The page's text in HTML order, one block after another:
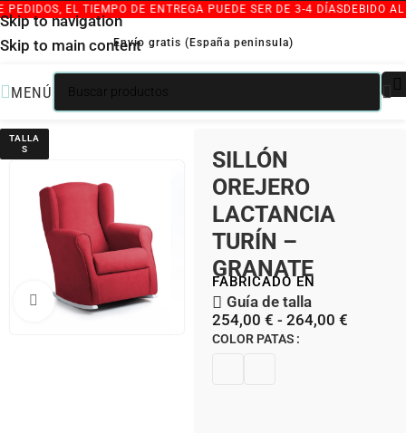
Skip to navigation
Skip to main content
EL TIEMPO DE ENTREGA PUEDE SER DE 3-4 DÍASDEBIDO AL
Envío gratis (España peninsula)
MENÚ
INICIO SILLONES INDIVIDUALES
TALLA
S
Clic para ampliar
SILLÓN
OREJERO
LACTANCIA
TURÍN –
GRANATE
FABRICADO EN
Guía de talla
254,00 € - 264,00 €
COLOR PATAS